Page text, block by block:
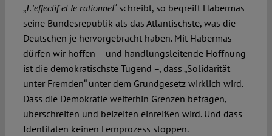
„L’effectif et le rationnel“ schreibt, so begreift Habermas
seine Bundesrepublik als das Atlantischste, was die
Deutschen je hervorgebracht haben. Mit Habermas
dürfen wir hoffen – und handlungsleitende Hoffnung
ist die demokratischste Tugend –, dass „Solidarität
unter Fremden“ unter dem Grundgesetz wirklich wird.
Dass die Demokratie weiterhin Grenzen befragen,
überschreiten und beizeiten einreißen wird. Und dass
Identitäten keinen Lernprozess stoppen.